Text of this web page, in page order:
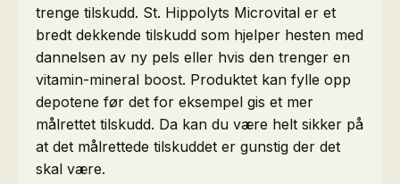
trenge tilskudd. St. Hippolyts Microvital er et
bredt dekkende tilskudd som hjelper hesten med
dannelsen av ny pels eller hvis den trenger en
vitamin-mineral boost. Produktet kan fylle opp
depotene før det for eksempel gis et mer
målrettet tilskudd. Da kan du være helt sikker på
at det målrettede tilskuddet er gunstig der det
skal være.